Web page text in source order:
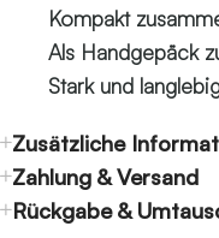
Kompakt
Als Handgepäck
Stark und
Zusätzliche
Zahlung & Versand
Rückgabe &